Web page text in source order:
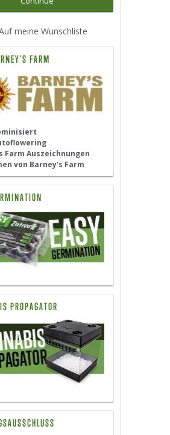
meine Wunschliste
FARM
Farm Auszeichnungen
von Barney's Farm
PROPAGATOR